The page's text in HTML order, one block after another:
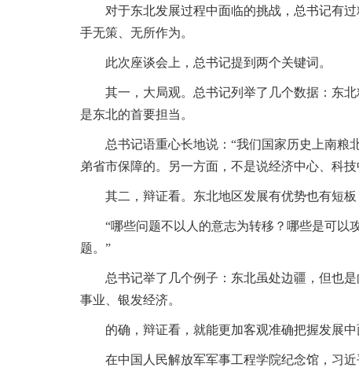
对于东北发展过程中面临的挑战，总书记有
手无策、无所作为。
此次座谈会上，总书记提到两个关键词。
其一，大局观。总书记列举了几个数据：东
是东北的首要担当。
总书记语重心长地说：“我们国家历史上南
弟省市保障的。另一方面，不是说经济中心、科
其二，辩证看。东北地区发展有优势也有短
“哪些问题不以人的意志为转移？哪些是可以
题。”
总书记举了几个例子：东北虽处边疆，但也
事业、银发经济。
的确，辩证看，就能更加客观准确把握发展
在中国人民解放军军事工程学院纪念馆，习